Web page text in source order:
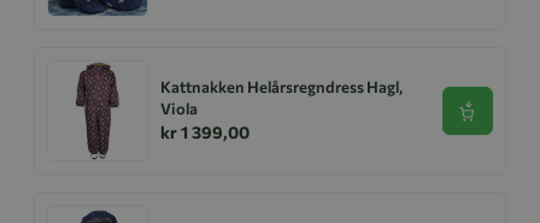
Kattnakken Helårsregndress Hagl,
Viola
kr 1 399,00
Se